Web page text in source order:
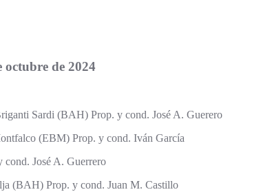
octubre de 2024
Sardi (BAH) Prop. y cond. José A. Guerero
(EBM) Prop. y cond. Iván García
José A. Guerrero
(BAH) Prop. y cond. Juan M. Castillo